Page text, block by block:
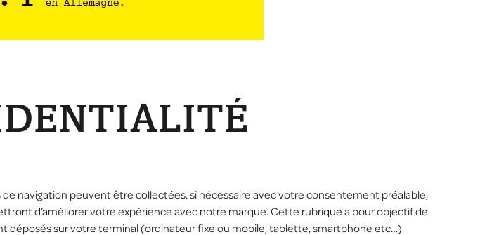
de navigation peuvent être collectées, si nécessaire avec votre consentement préalable,
d’améliorer votre expérience avec notre marque. Cette rubrique a pour objectif de
déposés sur votre terminal (ordinateur fixe ou mobile, tablette, smartphone etc…)